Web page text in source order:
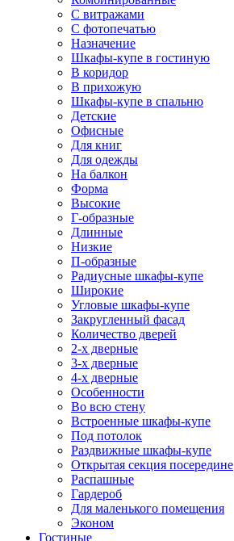
С витражами
С фотопечатью
Назначение
Шкафы-купе в гостиную
В коридор
В прихожую
Шкафы-купе в спальню
Детские
Офисные
Для книг
Для одежды
На балкон
Форма
Высокие
Г-образные
Длинные
Низкие
П-образные
Радиусные шкафы-купе
Широкие
Угловые шкафы-купе
Закругленный фасад
Количество дверей
2-х дверные
3-х дверные
4-х дверные
Особенности
Во всю стену
Встроенные шкафы-купе
Под потолок
Раздвижные шкафы-купе
Открытая секция посередине
Распашные
Гардероб
Для маленького помещения
Эконом
Гостиные